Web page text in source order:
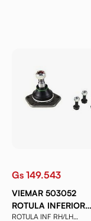
Gs 149.543
VIEMAR 503052
ROTULA INFERIOR
LADO DERECHO Y
ROTULA INF RH/LH